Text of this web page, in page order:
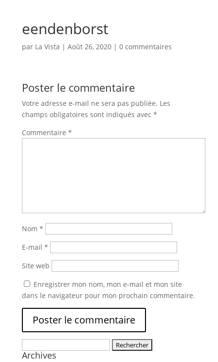
eendenborst
par La Vista | Août 26, 2020| 0 commentaires
Poster le commentaire
Votre adresse e-mail ne sera pas publiée. Les
champs obligatoires sont indiqués avec *
Commentaire *
Nom *
E-mail *
Site web
Enregistrer mon nom, mon e-mail et mon site
dans le navigateur pour mon prochain commentaire.
Archives